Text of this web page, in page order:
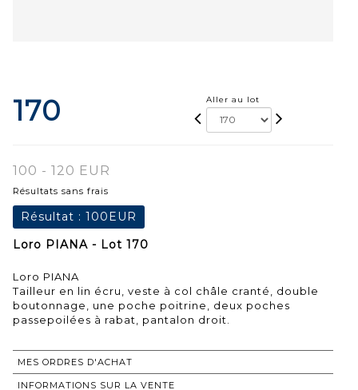
170 Aller au lot
100 - 120 EUR
Résultats sans frais
Résultat : 100EUR
Loro PIANA - Lot 170
Loro PIANA
Tailleur en lin écru, veste à col châle cranté, double
boutonnage, une poche poitrine, deux poches
passepoilées à rabat, pantalon droit.
MES ORDRES D'ACHAT
INFORMATIONS SUR LA VENTE